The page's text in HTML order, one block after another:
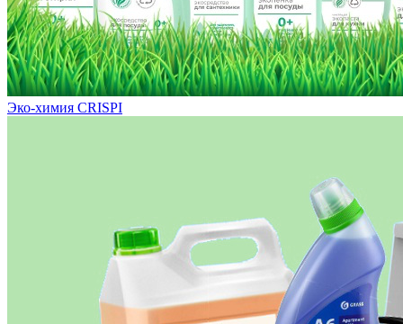
Эко-химия CRISPI